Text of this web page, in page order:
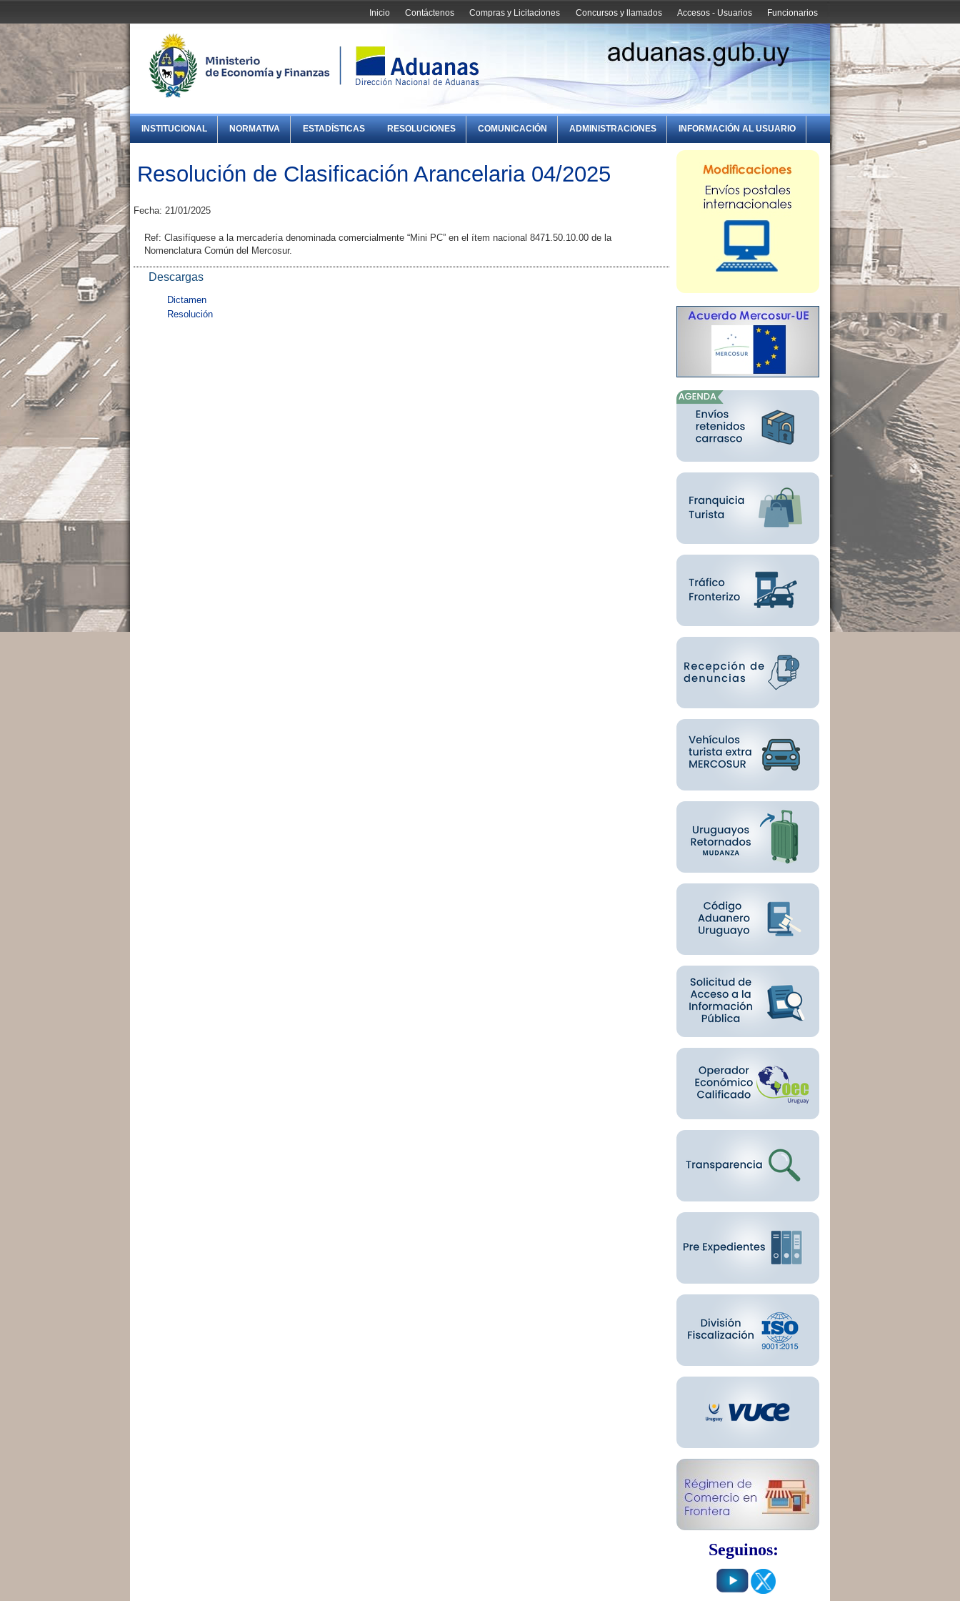
Funcionarios
Accesos - Usuarios
Concursos y llamados
Compras y Licitaciones
Contáctenos
Inicio
INSTITUCIONAL NORMATIVA ESTADÍSTICAS RESOLUCIONES COMUNICACIÓN ADMINISTRACIONES INFORMACIÓN AL USUARIO
Resolución de Clasificación Arancelaria 04/2025
Fecha: 21/01/2025
Ref: Clasifíquese a la mercadería denominada comercialmente “Mini PC” en el ítem nacional 8471.50.10.00 de la
Nomenclatura Común del Mercosur.
Descargas
Dictamen
Resolución
Seguinos: